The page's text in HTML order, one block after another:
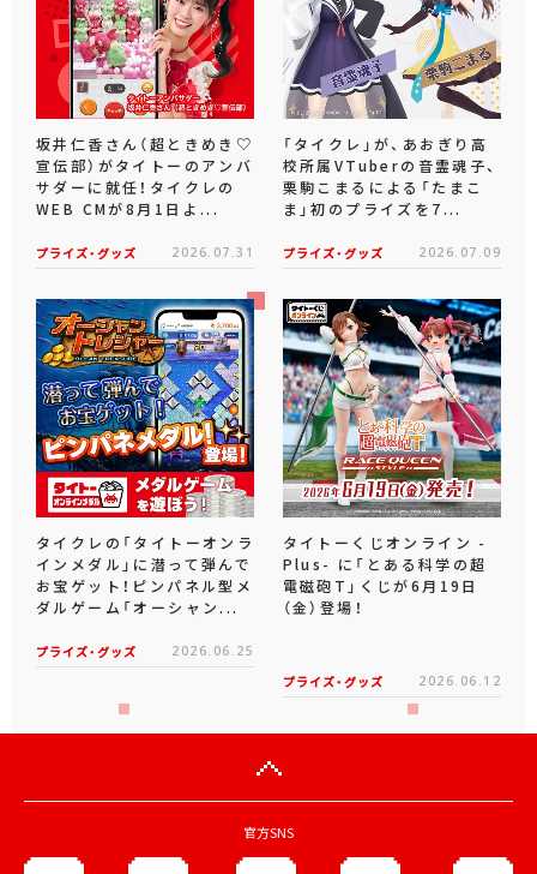
坂井仁香さん（超ときめき♡
宣伝部）がタイトーのアンバ
サダーに就任！タイクレの
WEB CMが8月1日よ...
プライズ・グッズ 2026.07.31
「タイクレ」が、あおぎり高
校所属VTuberの音霊魂子、
栗駒こまるによる「たまこ
ま」初のプライズを7...
プライズ・グッズ 2026.07.09
タイクレの「タイトーオンラ
インメダル」に潜って弾んで
お宝ゲット！ピンパネル型メ
ダルゲーム「オーシャン...
プライズ・グッズ 2026.06.25
タイトーくじオンライン -
Plus- に「とある科学の超
電磁砲T」くじが6月19日
（金）登場！
プライズ・グッズ 2026.06.12
官方SNS